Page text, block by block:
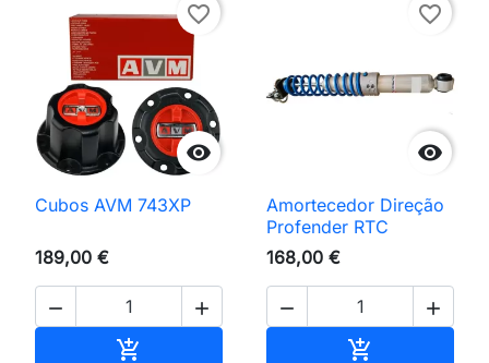

favorite_border
Cubos AVM 743XP
189,00 €
 


favorite_border
Amortecedor Direção
Profender RTC
168,00 €
 
